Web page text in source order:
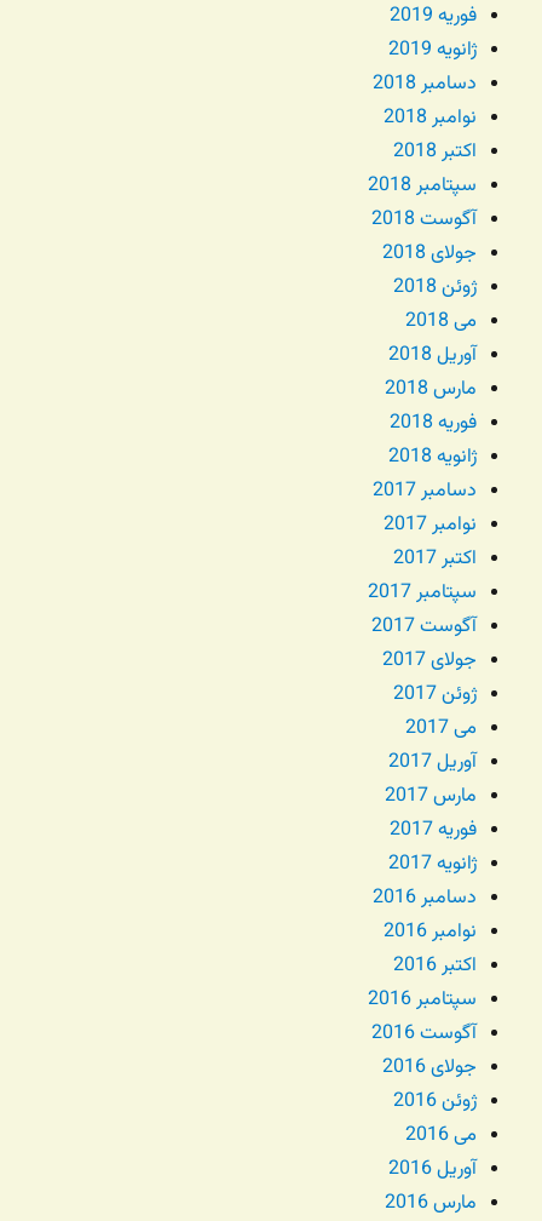
فوریه 2019
ژانویه 2019
دسامبر 2018
نوامبر 2018
اکتبر 2018
سپتامبر 2018
آگوست 2018
جولای 2018
ژوئن 2018
می 2018
آوریل 2018
مارس 2018
فوریه 2018
ژانویه 2018
دسامبر 2017
نوامبر 2017
اکتبر 2017
سپتامبر 2017
آگوست 2017
جولای 2017
ژوئن 2017
می 2017
آوریل 2017
مارس 2017
فوریه 2017
ژانویه 2017
دسامبر 2016
نوامبر 2016
اکتبر 2016
سپتامبر 2016
آگوست 2016
جولای 2016
ژوئن 2016
می 2016
آوریل 2016
مارس 2016